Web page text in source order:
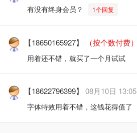
有没有终身会员？ 1个回复
【18650165927】 （按个数付费）
用着还不错，就买了一个月试试
【18622796399】08月10日 13:05
字体特效用着不错，这钱花得值了